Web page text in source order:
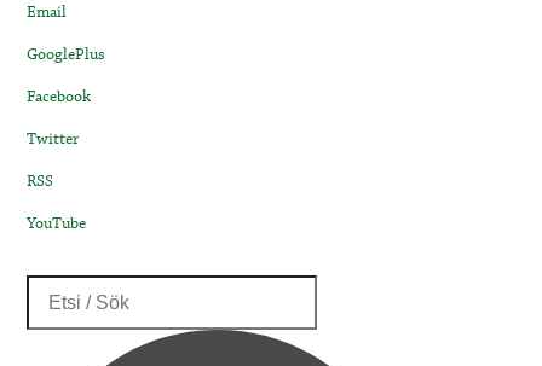
Email
GooglePlus
Facebook
Twitter
RSS
YouTube